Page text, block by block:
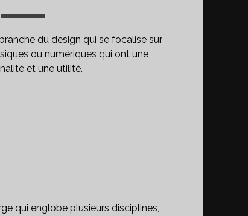
du design qui se focalise sur
ou numériques qui ont une
et une utilité.
qui englobe plusieurs disciplines,